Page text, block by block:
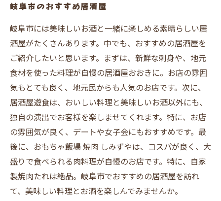
岐阜市のおすすめ居酒屋
岐阜市には美味しいお酒と一緒に楽しめる素晴らしい居
酒屋がたくさんあります。中でも、おすすめの居酒屋を
ご紹介したいと思います。まずは、新鮮な刺身や、地元
食材を使った料理が自慢の居酒屋おおきに。お店の雰囲
気もとても良く、地元民からも人気のお店です。次に、
居酒屋遊食は、おいしい料理と美味しいお酒以外にも、
独自の演出でお客様を楽しませてくれます。特に、お店
の雰囲気が良く、デートや女子会にもおすすめです。最
後に、おもちゃ飯場 焼肉 しみずやは、コスパが良く、大
盛りで食べられる肉料理が自慢のお店です。特に、自家
製焼肉たれは絶品。岐阜市でおすすめの居酒屋を訪れ
て、美味しい料理とお酒を楽しんでみませんか。